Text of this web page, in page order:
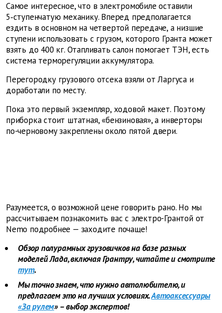
Самое интересное, что в электромобиле оставили
5‑ступенчатую механику. Вперед предполагается
ездить в основном на четвертой передаче, а низшие
ступени использовать с грузом, которого Гранта может
взять до 400 кг. Отапливать салон помогает ТЭН, есть
система терморегуляции аккумулятора.
Перегородку грузового отсека взяли от Ларгуса и
доработали по месту.
Пока это первый экземпляр, ходовой макет. Поэтому
приборка стоит штатная, «бензиновая», а инверторы
по-черновому закреплены около пятой двери.
Разумеется, о возможной цене говорить рано. Но мы
рассчитываем познакомить вас с электро-Грантой от
Nemo подробнее — заходите почаще!
Обзор полурамных грузовичков на базе разных
моделей Лада, включая Грантру, читайте и смотрите
тут.
Мы точно знаем, что нужно автолюбителю, и
предлагаем это на лучших условиях.Автоаксессуары
«За рулем» – выбор экспертов!